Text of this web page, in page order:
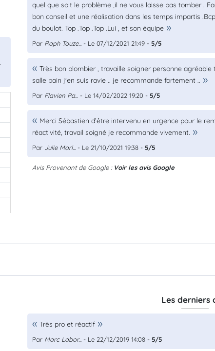
quel que soit le problème ,il ne vous laisse pas tomber .
bon conseil et une réalisation dans les temps impartis
du boulot. Top .Top .Top .Lui , et son équipe
Par Raph Touze... - Le 07/12/2021 21:49 - 5/5
Très bon plombier , travaille soigner personne
salle bain j'en suis ravie .. je recommande fortement ..
Par Flavien Pa... - Le 14/02/2022 19:20 - 5/5
Merci Sébastien d’être intervenu en urgence pour le
réactivité, travail soigné je recommande vivement.
Par Julie Marl... - Le 21/10/2021 19:38 - 5/5
Avis Provenant de Google : Voir les avis Google
Les derniers
Très pro et réactif
Par Marc Labor... - Le 22/12/2019 14:08 - 5/5